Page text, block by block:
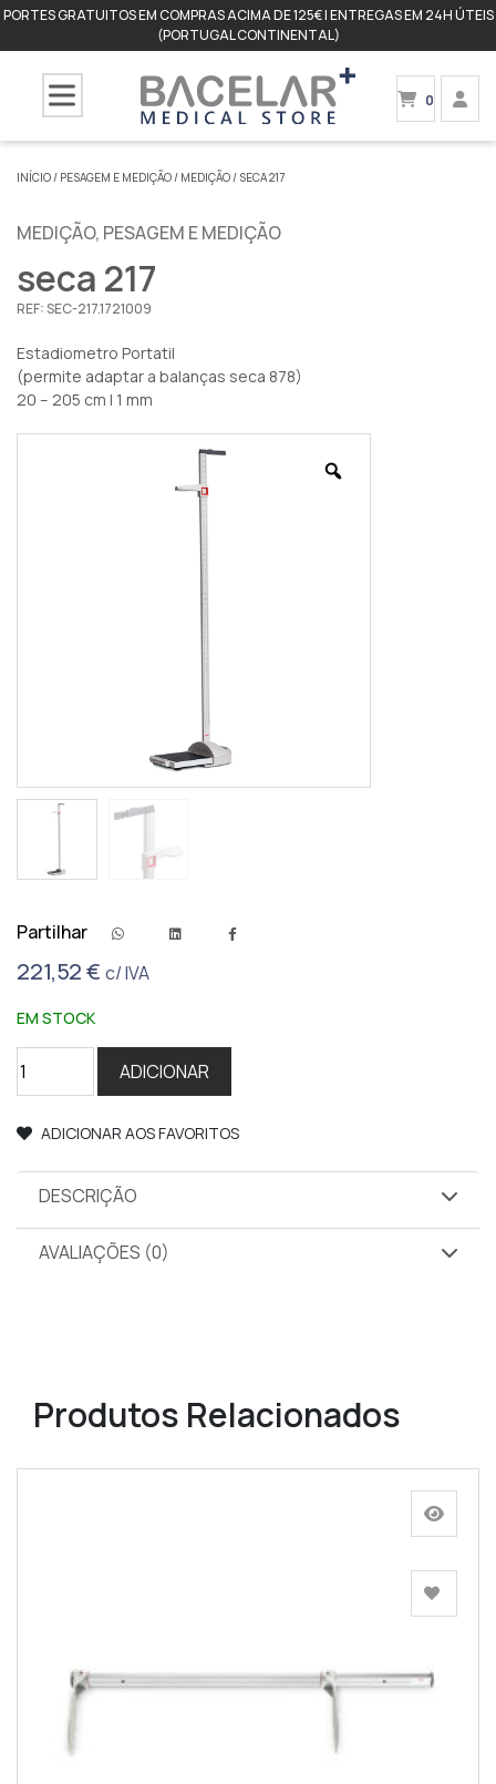
PORTES GRATUITOS EM COMPRAS ACIMA DE 125€ | ENTREGAS EM 24H ÚTEIS
(PORTUGAL CONTINENTAL)
0
INÍCIO/ PESAGEM E MEDIÇÃO/ MEDIÇÃO/ SECA 217
MEDIÇÃO, PESAGEM E MEDIÇÃO
seca 217
REF:SEC-217.1721009
Estadiometro Portatil
(permite adaptar a balanças seca 878)
20 – 205 cm | 1 mm
Partilhar
221,52€ c/ IVA
EM STOCK
Quantidade
de
217
ADICIONAR
ADICIONAR AOS FAVORITOS
DESCRIÇÃO
AVALIAÇÕES (0)
Produtos Relacionados